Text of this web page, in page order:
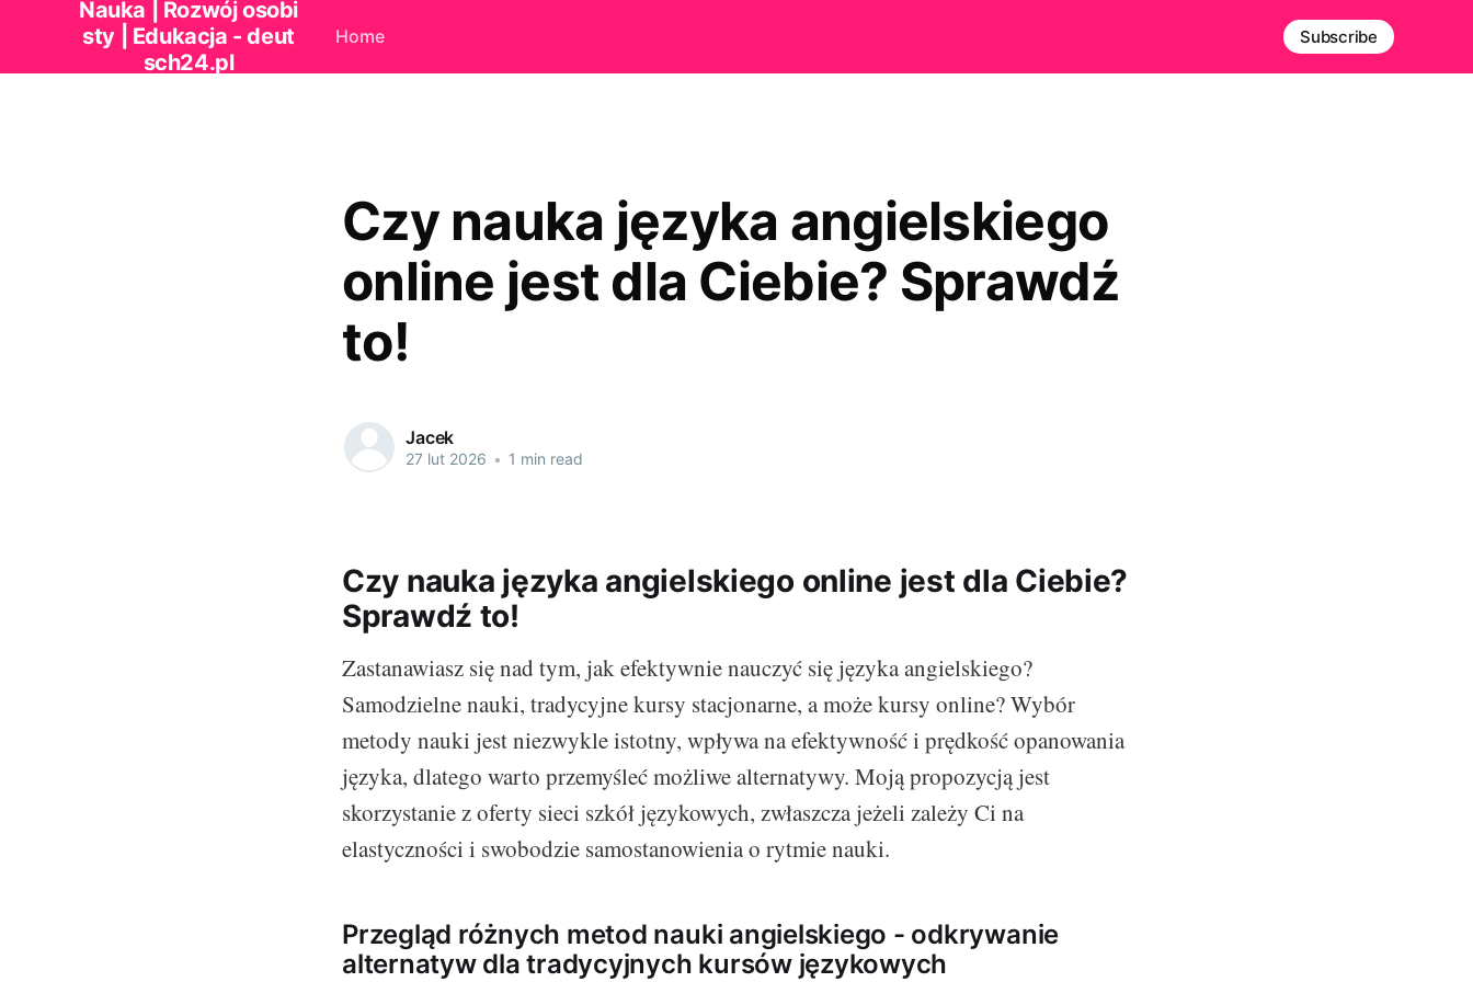
Nauka | Rozwój osobi
sty | Edukacja - deut
sch24.pl
Home Subscribe
Czy nauka języka angielskiego
online jest dla Ciebie? Sprawdź
to!
Jacek
27 lut 2026 • 1 min read
Czy nauka języka angielskiego online jest dla Ciebie?
Sprawdź to!
Zastanawiasz się nad tym, jak efektywnie nauczyć się języka angielskiego?
Samodzielne nauki, tradycyjne kursy stacjonarne, a może kursy online? Wybór
metody nauki jest niezwykle istotny, wpływa na efektywność i prędkość opanowania
języka, dlatego warto przemyśleć możliwe alternatywy. Moją propozycją jest
skorzystanie z oferty sieci szkół językowych, zwłaszcza jeżeli zależy Ci na
elastyczności i swobodzie samostanowienia o rytmie nauki.
Przegląd różnych metod nauki angielskiego - odkrywanie
alternatyw dla tradycyjnych kursów językowych